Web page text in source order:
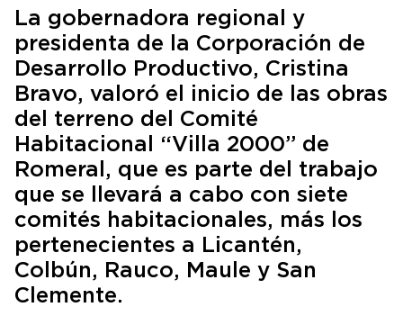
La gobernadora regional y
presidenta de la Corporación de
Desarrollo Productivo, Cristina
Bravo, valoró el inicio de las obras
del terreno del Comité
Habitacional “Villa 2000” de
Romeral, que es parte del trabajo
que se llevará a cabo con siete
comités habitacionales, más los
pertenecientes a Licantén,
Colbún, Rauco, Maule y San
Clemente.